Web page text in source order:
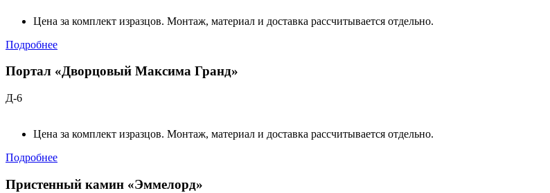
Цена за комплект изразцов. Монтаж, материал и доставка рассчитывается отдельно.
Подробнее
Портал «Дворцовый Максима Гранд»
Д-6
Цена за комплект изразцов. Монтаж, материал и доставка рассчитывается отдельно.
Подробнее
Пристенный камин «Эммелорд»